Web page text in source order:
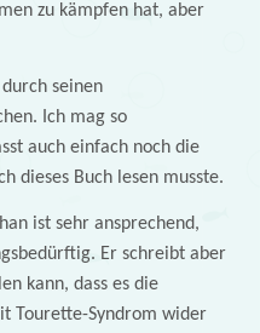
zu kämpfen hat, aber
seinen
Ich mag so
auch einfach noch die
dieses Buch lesen musste.
ist sehr ansprechend,
Er schreibt aber
kann, dass es die
Tourette-Syndrom wider